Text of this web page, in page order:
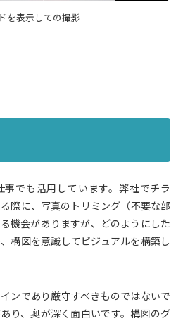
を表示しての撮影
でも活用しています。弊社でチラ
際に、写真のトリミング（不要な部
機会がありますが、どのようにした
構図を意識してビジュアルを構築し
ンであり厳守すべきものではないで
り、奥が深く面白いです。構図のグ